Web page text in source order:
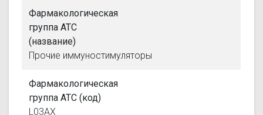
Фармакологическая
группа АТС
(название)
Прочие иммуностимуляторы
Фармакологическая
группа АТС (код)
L03AX